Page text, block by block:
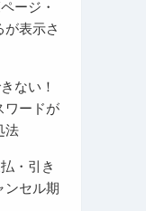
ージ・
表示さ
ない！
ワードが
法
・引き
ンセル期